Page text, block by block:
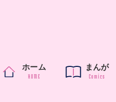
ホーム まんが